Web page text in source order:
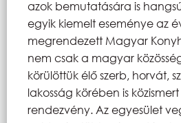
azok bemutatására is
egyik kiemelt eseménye az
megrendezett Magyar
nem csak a magyar
körülöttük élő szerb, horvát,
lakosság körében is
rendezvény. Az egyesület